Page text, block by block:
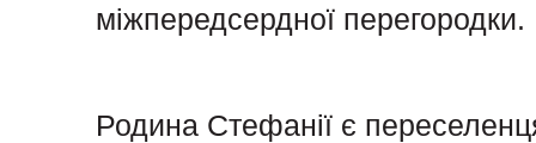
міжпередсердної перегородки.
Родина Стефанії є